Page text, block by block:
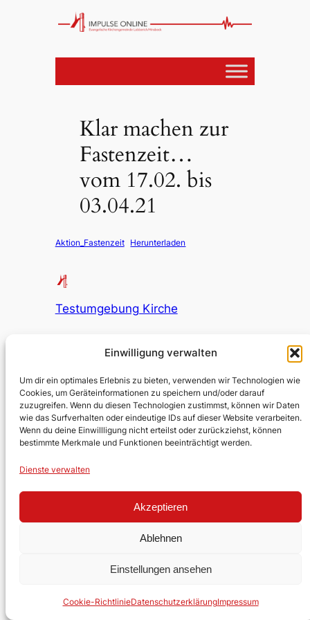
Einwilligung verwalten
Um dir ein optimales Erlebnis zu bieten, verwenden wir Technologien wie
Cookies, um Geräteinformationen zu speichern und/oder darauf
zuzugreifen. Wenn du diesen Technologien zustimmst, können wir Daten
wie das Surfverhalten oder eindeutige IDs auf dieser Website verarbeiten.
Wenn du deine Einwillligung nicht erteilst oder zurückziehst, können
bestimmte Merkmale und Funktionen beeinträchtigt werden.
Dienste verwalten
Akzeptieren
Ablehnen
Einstellungen ansehen
Cookie-RichtlinieDatenschutzerklärungImpressum
Klar machen zur
Fastenzeit…
vom 17.02. bis
03.04.21
Aktion_Fastenzeit Herunterladen
Testumgebung Kirche
Evangelische Kirchengemeinde
Lobberich/Hinsbeck
Über uns
Kontakt
Stellen
Impressum
Datenschutz
Social
Facebook
YouTube
WordPress